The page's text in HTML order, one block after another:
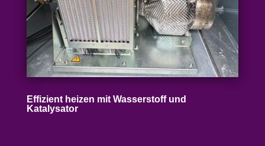
Effizient heizen mit Wasser­stoff und
Katalysator